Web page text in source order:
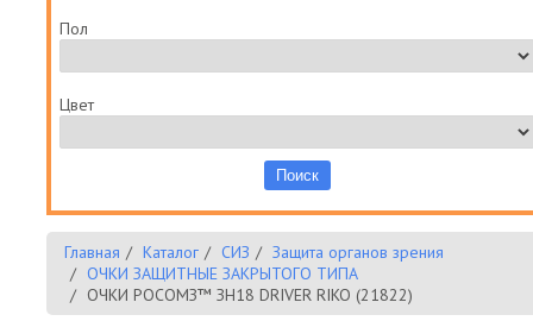
Пол
Цвет
Главная Каталог СИЗ
Защита органов зрения
ОЧКИ ЗАЩИТНЫЕ ЗАКРЫТОГО ТИПА
ОЧКИ РОСОМЗ™ ЗН18 DRIVER RIKO (21822)